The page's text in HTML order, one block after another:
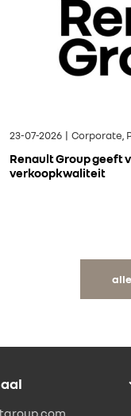
23-07-2026 | Corporate,
Renault Group geeft
verkoopkwaliteit